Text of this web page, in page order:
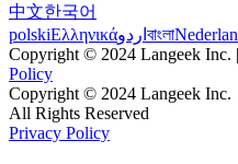
中文한국어
polskiΕλληνικάاردو বাংলা
Copyright © 2024 Langeek Inc.
Policy
Copyright © 2024 Langeek Inc.
All Rights Reserved
Privacy Policy